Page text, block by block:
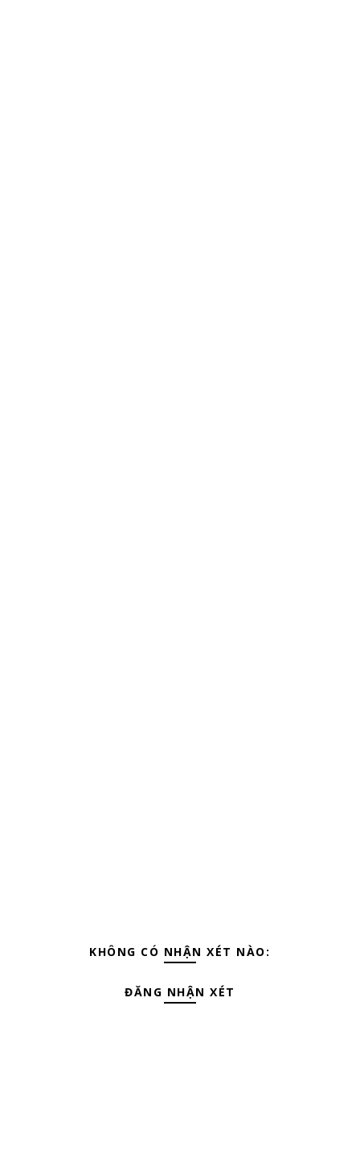
KHÔNG CÓ NHẬN XÉT NÀO:
ĐĂNG NHẬN XÉT